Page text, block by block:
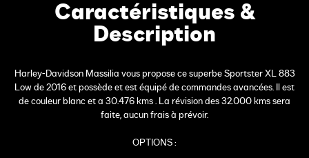
Caractéristiques &
Description
Harley-Davidson Massilia vous propose ce superbe Sportster XL 883
Low de 2016 et possède et est équipé de commandes avancées. Il est
de couleur blanc et a 30.476 kms . La révision des 32.000 kms sera
faite, aucun frais à prévoir.
OPTIONS :